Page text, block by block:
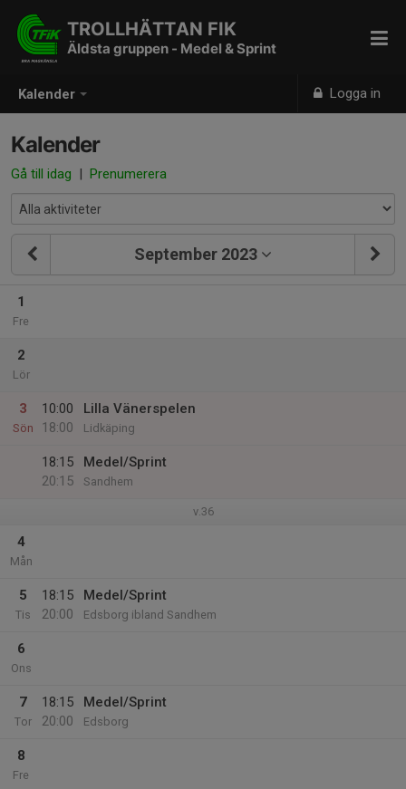
Kalender Logga in
TROLLHÄTTAN FIK
Äldsta gruppen - Medel & Sprint
Kalender
Gå till idag | Prenumerera
September 2023
1
Fre
2
Lör
3
Sön
10:00
18:00
Lilla Vänerspelen
Lidkäping
18:15
20:15
Medel/Sprint
Sandhem
v.36
4
Mån
5
Tis
18:15
20:00
Medel/Sprint
Edsborg ibland Sandhem
6
Ons
7
Tor
18:15
20:00
Medel/Sprint
Edsborg
8
Fre